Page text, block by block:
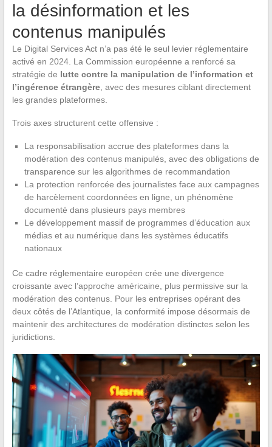
la désinformation et les
contenus manipulés
Le Digital Services Act n’a pas été le seul levier réglementaire
activé en 2024. La Commission européenne a renforcé sa
stratégie de lutte contre la manipulation de l’information et
l’ingérence étrangère, avec des mesures ciblant directement
les grandes plateformes.
Trois axes structurent cette offensive :
La responsabilisation accrue des plateformes dans la
modération des contenus manipulés, avec des obligations de
transparence sur les algorithmes de recommandation
La protection renforcée des journalistes face aux campagnes
de harcèlement coordonnées en ligne, un phénomène
documenté dans plusieurs pays membres
Le développement massif de programmes d’éducation aux
médias et au numérique dans les systèmes éducatifs
nationaux
Ce cadre réglementaire européen crée une divergence
croissante avec l’approche américaine, plus permissive sur la
modération des contenus. Pour les entreprises opérant des
deux côtés de l’Atlantique, la conformité impose désormais de
maintenir des architectures de modération distinctes selon les
juridictions.